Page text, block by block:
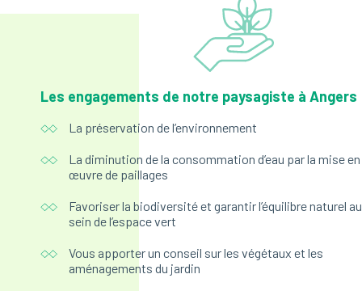
Les engagements de notre paysagiste à Angers
La préservation de l’environnement
La diminution de la consommation d’eau par la mise en
œuvre de paillages
Favoriser la biodiversité et garantir l’équilibre naturel au
sein de l’espace vert
Vous apporter un conseil sur les végétaux et les
aménagements du jardin